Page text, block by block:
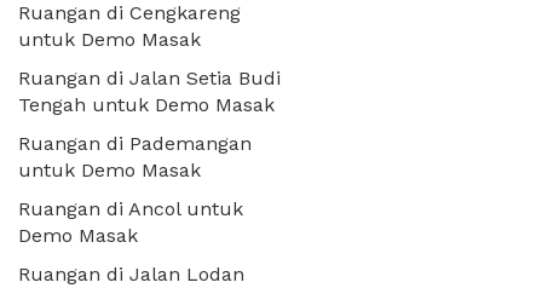
Ruangan di Cengkareng
untuk Demo Masak
Ruangan di Jalan Setia Budi
Tengah untuk Demo Masak
Ruangan di Pademangan
untuk Demo Masak
Ruangan di Ancol untuk
Demo Masak
Ruangan di Jalan Lodan